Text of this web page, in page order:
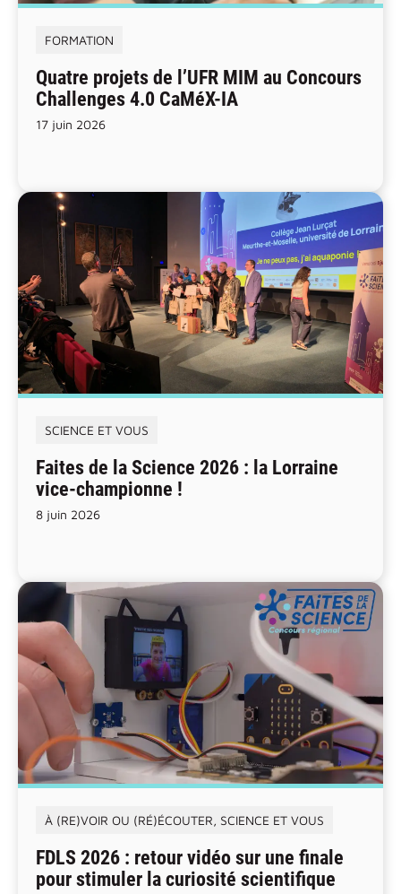
FORMATION
Quatre projets de l’UFR MIM au Concours
Challenges 4.0 CaMéX-IA
17 juin 2026
SCIENCE ET VOUS
Faites de la Science 2026 : la Lorraine
vice-championne !
8 juin 2026
À (RE)VOIR OU (RÉ)ÉCOUTER, SCIENCE ET VOUS
FDLS 2026 : retour vidéo sur une finale
pour stimuler la curiosité scientifique